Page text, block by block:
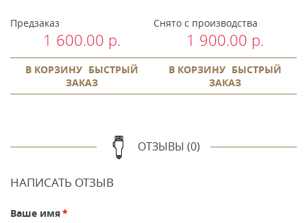
Предзаказ
1 600.00 р.
В КОРЗИНУ БЫСТРЫЙ
ЗАКАЗ
Снято с производства
1 900.00 р.
В КОРЗИНУ БЫСТРЫЙ
ЗАКАЗ
ОТЗЫВЫ (0)
НАПИСАТЬ ОТЗЫВ
Ваше имя